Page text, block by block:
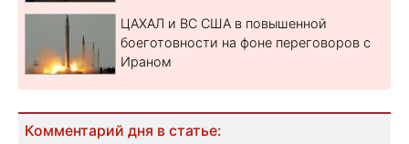
ЦАХАЛ и ВС США в повышенной
боеготовности на фоне переговоров с
Ираном
Комментарий дня в статье: